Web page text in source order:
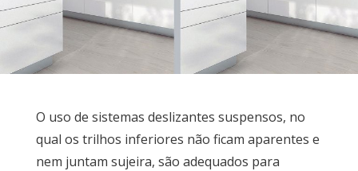
O uso de sistemas deslizantes suspensos, no
qual os trilhos inferiores não ficam aparentes e
nem juntam sujeira, são adequados para